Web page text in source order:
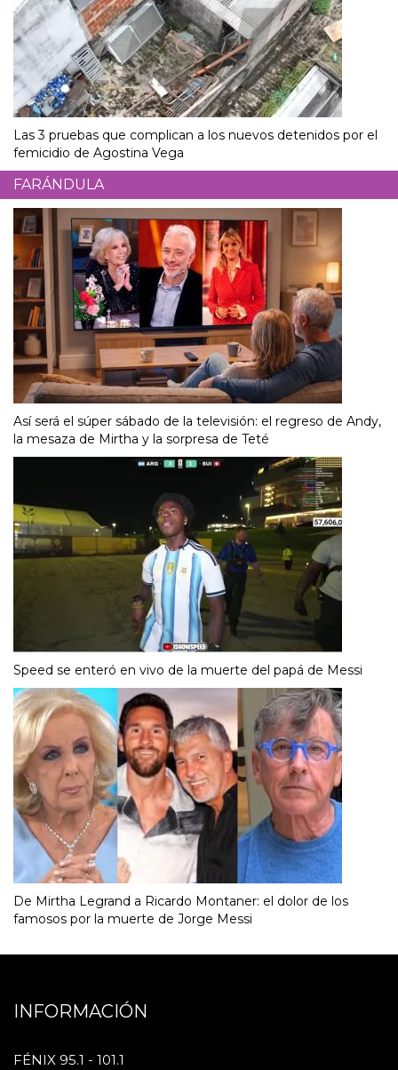
Las 3 pruebas que complican a los nuevos detenidos por el
femicidio de Agostina Vega
FARÁNDULA
Así será el súper sábado de la televisión: el regreso de Andy,
la mesaza de Mirtha y la sorpresa de Teté
Speed se enteró en vivo de la muerte del papá de Messi
De Mirtha Legrand a Ricardo Montaner: el dolor de los
famosos por la muerte de Jorge Messi
INFORMACIÓN
FÉNIX 95.1 - 101.1